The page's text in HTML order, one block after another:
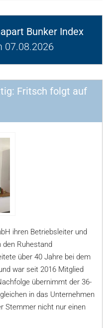
Bunker Index
07.08.2026
Fritsch folgt auf
ihren Betriebsleiter und
den Ruhestand
über 40 Jahre bei dem
war seit 2016 Mitglied
übernimmt der 36-
in das Unternehmen
Stemmer nicht nur einen